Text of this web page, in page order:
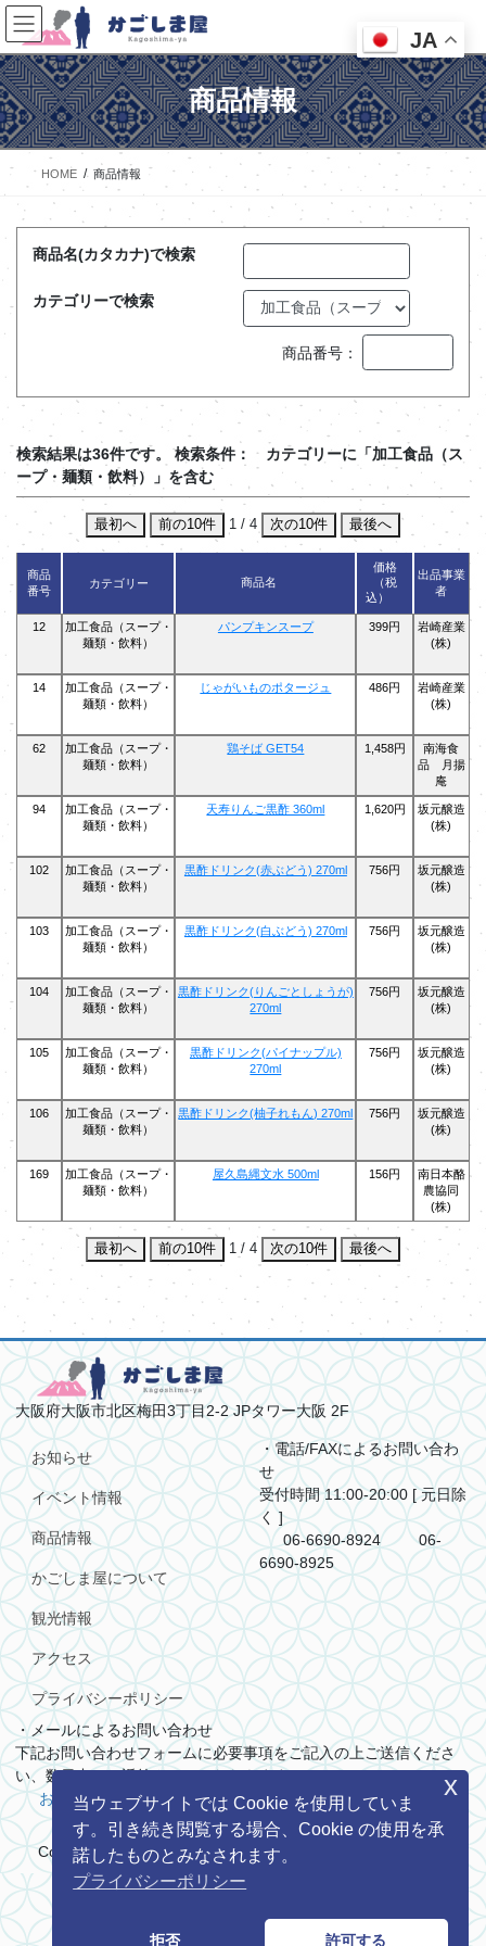
コ
ン
テ
ン
ツ
へ
ス
キ
ッ
ナ
ビ
ゲ
ー
シ
ョ
ン
に
移
商品情報
HOME 商品情報
商品名(カタカナ)で検索
カテゴリーで検索
商品番号：
検索結果は36件です。
検索条件： カテゴリーに「加工食品（ス
ープ・麺類・飲料）」を含む
最初へ 前の10件 1 / 4 次の10件 最後へ
商品
番号
カテゴリー 商品名
価格
（税
込）
出品事業
者
12
加工食品（スープ・
麺類・飲料）
パンプキンスープ 399円
岩崎産業
(株)
14
加工食品（スープ・
麺類・飲料）
じゃがいものポタージュ 486円
岩崎産業
(株)
62
加工食品（スープ・
麺類・飲料）
鶏そば GET54 1,458円
南海食
品 月揚
庵
94
加工食品（スープ・
麺類・飲料）
天寿りんご黒酢 360ml 1,620円
坂元醸造
(株)
102
加工食品（スープ・
麺類・飲料）
黒酢ドリンク(赤ぶどう) 270ml 756円
坂元醸造
(株)
103
加工食品（スープ・
麺類・飲料）
黒酢ドリンク(白ぶどう) 270ml 756円
坂元醸造
(株)
104
加工食品（スープ・
麺類・飲料）
黒酢ドリンク(りんごとしょうが)
270ml
756円
坂元醸造
(株)
105
加工食品（スープ・
麺類・飲料）
黒酢ドリンク(パイナップル)
270ml
756円
坂元醸造
(株)
106
加工食品（スープ・
麺類・飲料）
黒酢ドリンク(柚子れもん) 270ml 756円
坂元醸造
(株)
169
加工食品（スープ・
麺類・飲料）
屋久島縄文水 500ml 156円
南日本酪
農協同
(株)
最初へ 前の10件 1 / 4 次の10件 最後へ
大阪府大阪市北区梅田3丁目2-2 JPタワー大阪 2F
お知らせ
イベント情報
商品情報
かごしま屋について
観光情報
アクセス
プライバシーポリシー
・電話/FAXによるお問い合わ
せ
受付時間 11:00-20:00 [ 元日除
く ]
06-6690-8924
06-
6690-8925
・メールによるお問い合わせ
下記お問い合わせフォームに必要事項をご記入の上ご送信くださ
い、数日中にご返答させていただきます。
お問い合わせ
Copyright (C) 一般社団法人 鹿児島県商工会議所連合会. All
rights reserved.
映像提供： 鹿児島県
JA
当ウェブサイトでは Cookie を使用していま
す。引き続き閲覧する場合、Cookie の使用を承
諾したものとみなされます。
プライバシーポリシー
拒否 許可する
x